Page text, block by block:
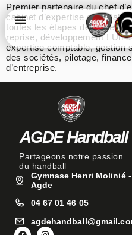
Premier partenaire du chef
cabinet d’expertise
toutes les étapes de la vie de
reprise, développement ! Un
expertise comptable, gestion
des sociétés, pilotage,
d’entreprise.
AGDE Handball
Partageons notre passion
du handball
Gymnase Henri Molinié -
Agde
04 67 01 46 05